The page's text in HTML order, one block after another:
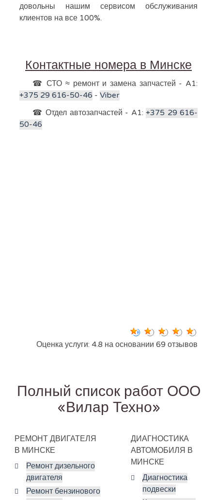
довольны нашим сервисом обслуживания
клиентов на все 100%.
Контактные номера в Минске
☎ СТО ≈ ремонт и замена запчастей - A1:
+375 29 616-50-46 - Viber
☎ Отдел автозапчастей - A1:+375 29 616-
50-46
Оценка услуги: 4.8 на основании 69 отзывов
Полный список работ ООО
«Вилар Техно»
РЕМОНТ ДВИГАТЕЛЯ
В МИНСКЕ
Ремонт дизельного
двигателя
Ремонт бензинового
ДИАГНОСТИКА
АВТОМОБИЛЯ В
МИНСКЕ
Диагностика
подвески